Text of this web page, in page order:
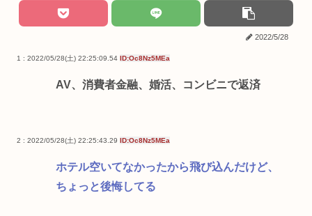
2022/5/28
1 : 2022/05/28(土) 22:25:09.54 ID:Oc8Nz5MEa
AV、消費者金融、婚活、コンビニで返済
2 : 2022/05/28(土) 22:25:43.29 ID:Oc8Nz5MEa
ホテル空いてなかったから飛び込んだけど、
ちょっと後悔してる